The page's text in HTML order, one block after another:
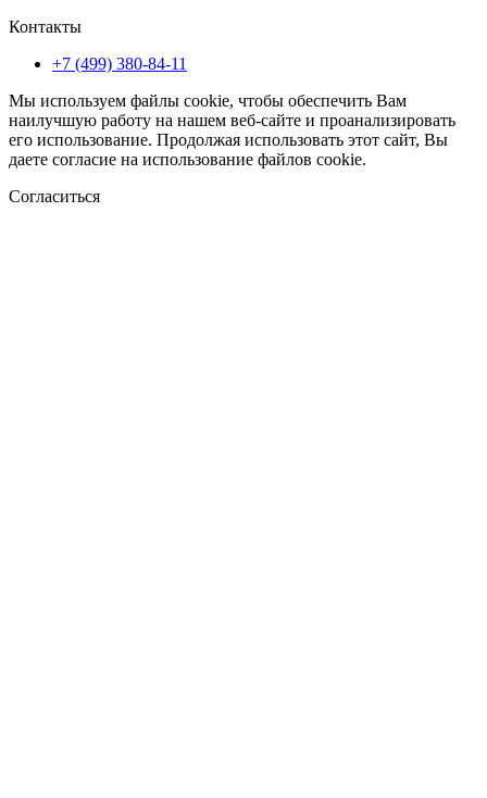
Контакты
+7 (499) 380-84-11
Мы используем файлы cookie, чтобы обеспечить Вам
наилучшую работу на нашем веб-сайте и проанализировать
его использование. Продолжая использовать этот сайт, Вы
даете согласие на использование файлов cookie.
Согласиться